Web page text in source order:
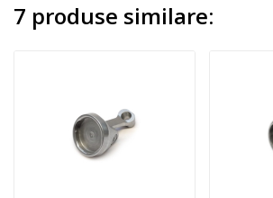
7 produse similare: